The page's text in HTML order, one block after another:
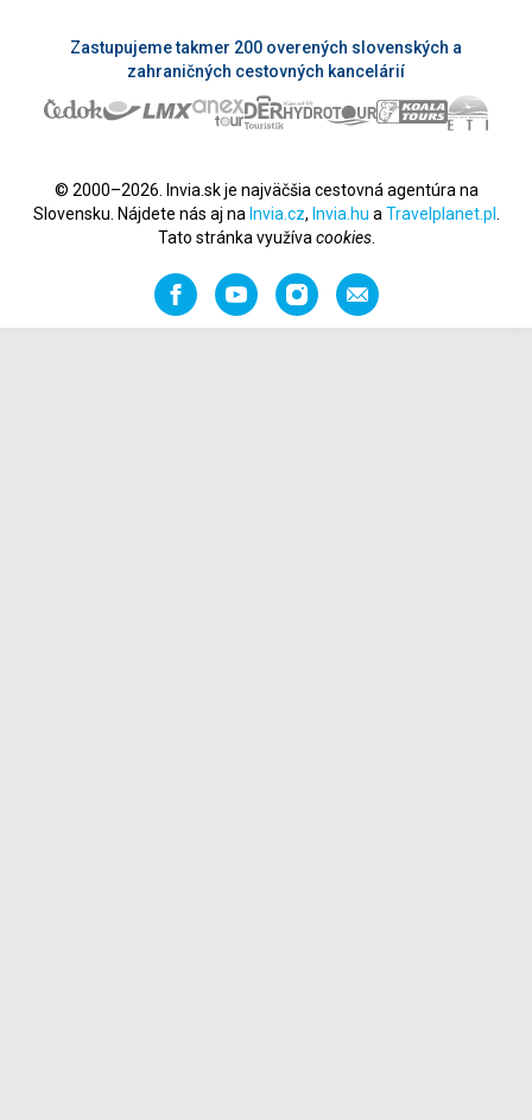
Zastupujeme takmer 200 overených slovenských a
zahraničných cestovných kancelárií
© 2000–2026. Invia.sk je najväčšia cestovná agentúra na
Slovensku. Nájdete nás aj na Invia.cz, Invia.hu a Travelplanet.pl
Tato stránka využíva cookies.
FacebookYouTubeInstagramOdporučiť